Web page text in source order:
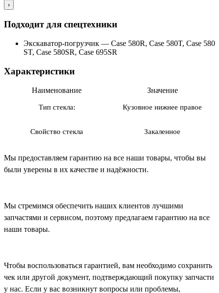
›
Подходит для спецтехники
Экскаватор-погрузчик — Case 580R, Case 580T, Case 580
ST, Case 580SR, Case 695SR
Характеристики
Наименование Значение
Тип стекла: Кузовное нижнее правое
Свойство стекла Закаленное
Мы предоставляем гарантию на все наши товары, чтобы вы
были уверены в их качестве и надёжности.
Мы стремимся обеспечить наших клиентов лучшими
запчастями и сервисом, поэтому предлагаем гарантию на все
наши товары.
Чтобы воспользоваться гарантией, вам необходимо сохранить
чек или другой документ, подтверждающий покупку запчасти
у нас. Если у вас возникнут вопросы или проблемы,